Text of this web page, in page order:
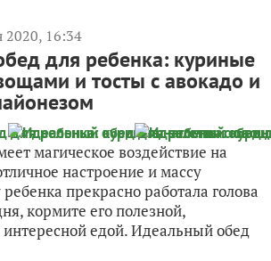
2020, 16:34
для ребенка: куриные
и тосты с авокадо и
магическое воздействие на
настроение и массу
прекрасно работала голова
кормите его полезной,
интересной едой. Идеальный обед